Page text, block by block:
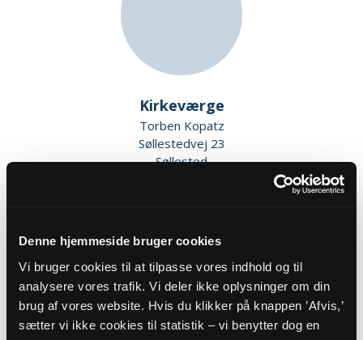
Denne hjemmeside bruger cookies
Vi bruger cookies til at tilpasse vores indhold og til
analysere vores trafik. Vi deler ikke oplysninger om din
brug af vores website. Hvis du klikker på knappen ’Afvis,’
sætter vi ikke cookies til statistik – vi benytter dog en
Kirkeværge
Torben Kopatz
Søllestedvej 23
Søllested